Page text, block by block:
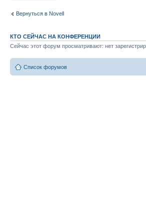
Вернуться в Novell
КТО СЕЙЧАС НА КОНФЕРЕНЦИИ
Сейчас этот форум просматривают: нет
Список форумов